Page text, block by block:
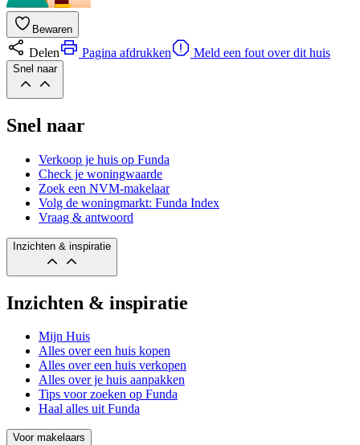
Bewaren
Delen Pagina afdrukken Meld een fout over dit huis
Snel naar
Snel naar
Verkoop je huis op Funda
Check je woningwaarde
Zoek een NVM-makelaar
Volg de woningmarkt: Funda Index
Vraag & antwoord
Inzichten & inspiratie
Inzichten & inspiratie
Mijn Huis
Alles over een huis kopen
Alles over een huis verkopen
Alles over je huis aanpakken
Tips voor zoeken op Funda
Haal alles uit Funda
Voor makelaars